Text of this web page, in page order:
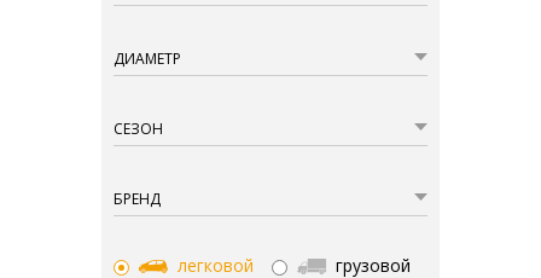
ДИАМЕТР
СЕЗОН
БРЕНД
легковой грузовой